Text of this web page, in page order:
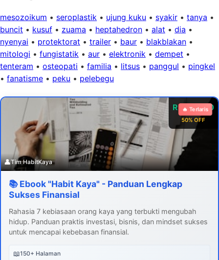
mesozoikum • seroplastik • ujung kuku • syakir • tanya •
buncit • kusuf • zuama • heptahedron • alat • dia •
nyenyai • protektorat • trailer • baur • blakblakan •
mitologi • fungistatik • aur • elektronik • dempet •
tenteram • osteopati • familia • litsus • panggul • pingkel
• fanatisme • peku • pelebegu
Rp 99.000
50% OFF
🔥 Terlaris
👤Tim HabitKaya
📚 Ebook "Habit Kaya" - Panduan Lengkap
Sukses Finansial
Rahasia 7 kebiasaan orang kaya yang terbukti mengubah
hidup. Panduan praktis investasi, bisnis, dan mindset sukses
untuk mencapai kebebasan finansial.
📖150+ Halaman